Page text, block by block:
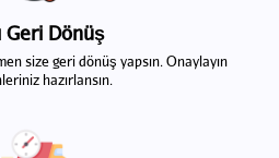
Geri Dönüş
size geri dönüş yapsın. Onaylayın
hazırlansın.